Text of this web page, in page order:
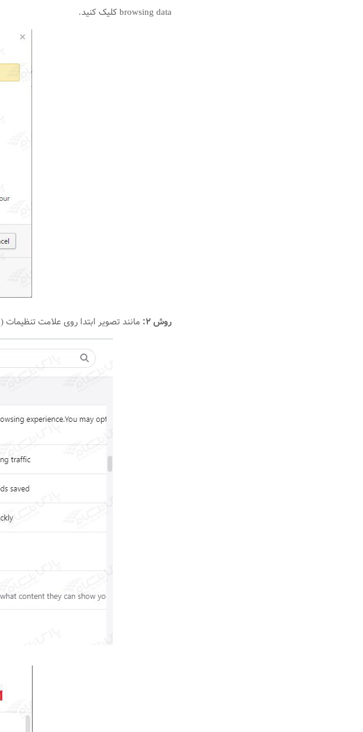
browsing data کلیک کنید.
روش ۲: مانند تصویر ابتدا روی علامت تنظیمات ( Setting ) ( چرخ دنده ) کلیک کنید و Advanced را انتخاب کنید و بر اساس مراحل زیر کش opera پاک می‌شود.